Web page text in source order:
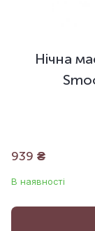
Нічна
939 ₴
В наявності